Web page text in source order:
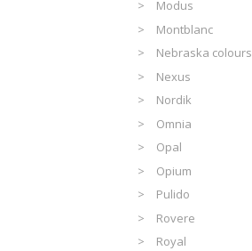
Modus
Montblanc
Nebraska colours
Nexus
Nordik
Omnia
Opal
Opium
Pulido
Rovere
Royal